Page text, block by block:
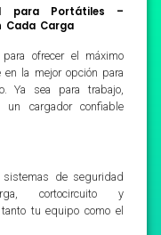
para Portátiles –
Cada Carga
ofrecer el máximo
la mejor opción para
Ya sea para trabajo,
un cargador confiable
sistemas de seguridad
cortocircuito y
tu equipo como el